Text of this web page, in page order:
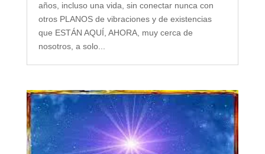
años, incluso una vida, sin conectar nunca con
otros PLANOS de vibraciones y de existencias
que ESTÁN AQUÍ, AHORA, muy cerca de
nosotros, a solo...